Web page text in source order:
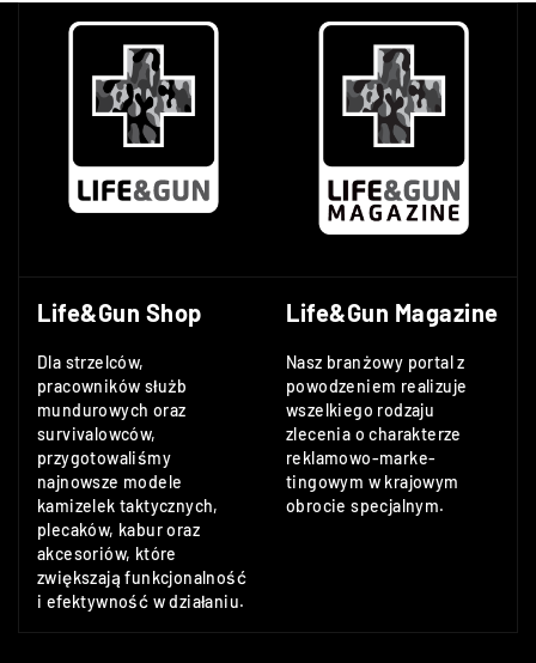
Life&Gun Shop
Dla strzelców,
pracowników służb
mundurowych oraz
survivalowców,
przygotowaliśmy
najnowsze modele
kamizelek taktycznych,
plecaków, kabur oraz
akcesoriów, które
zwiększają funkcjonalność
i efektywność w działaniu.
Life&Gun Magazine
Nasz branżowy portal z
powodzeniem realizuje
wszelkiego rodzaju
zlecenia o charakterze
reklamowo-marke-
tingowym w krajowym
obrocie specjalnym.